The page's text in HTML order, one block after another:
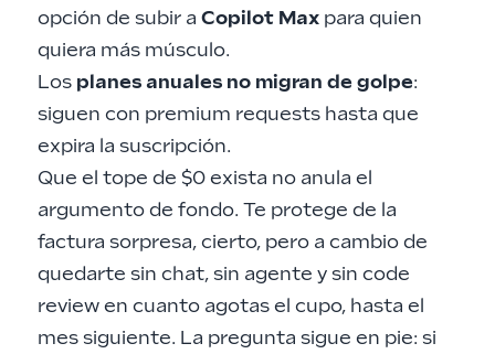
opción de subir a Copilot Maxpara quien
quiera más músculo.
Los planes anuales no migran de golpe:
siguen con premium requests hasta que
expira la suscripción.
Que el tope de $0 exista no anula el
argumento de fondo. Te protege de la
factura sorpresa, cierto, pero a cambio de
quedarte sin chat, sin agente y sin code
review en cuanto agotas el cupo, hasta el
mes siguiente. La pregunta sigue en pie: si